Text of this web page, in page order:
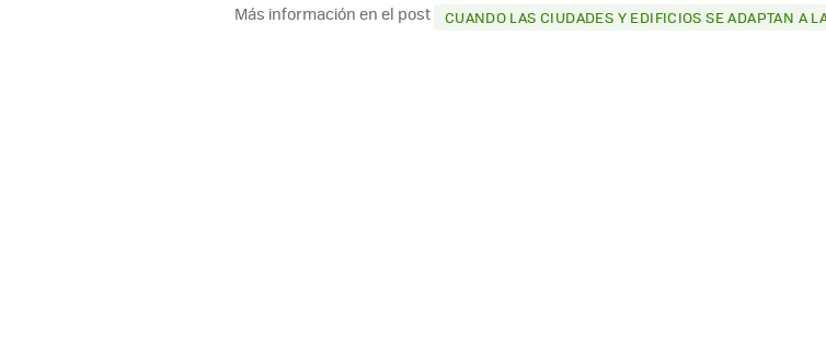
Más información en el post CUANDO LAS CIUDADES Y EDIFICIOS SE ADAPTAN A